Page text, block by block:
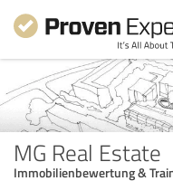
MG Real Estate
Immobilienbewertung &